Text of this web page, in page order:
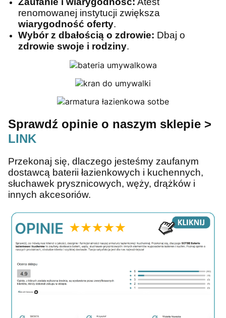
renomowanej instytucji zwiększa
wiarygodność oferty.
Wybór z dbałością o zdrowie: Dbaj o
zdrowie swoje i rodziny.
Sprawdź opinie o naszym sklepie >
LINK
Przekonaj się, dlaczego jesteśmy zaufanym
dostawcą baterii łazienkowych i kuchennych,
słuchawek prysznicowych, węży, drążków i
innych akcesoriów.